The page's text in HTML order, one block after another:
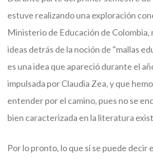
estuve realizando una exploración
Ministerio de Educación de Colombia,
ideas detrás de la noción de "mallas
es una idea que apareció durante el
impulsada por Claudia Zea, y que
entender por el camino, pues no se
bien caracterizada en la literatura
Por lo pronto, lo que sí se puede decir